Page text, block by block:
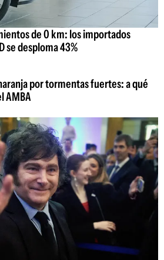
de 0 km: los importados
se desploma 43%
por tormentas fuertes: a qué
AMBA